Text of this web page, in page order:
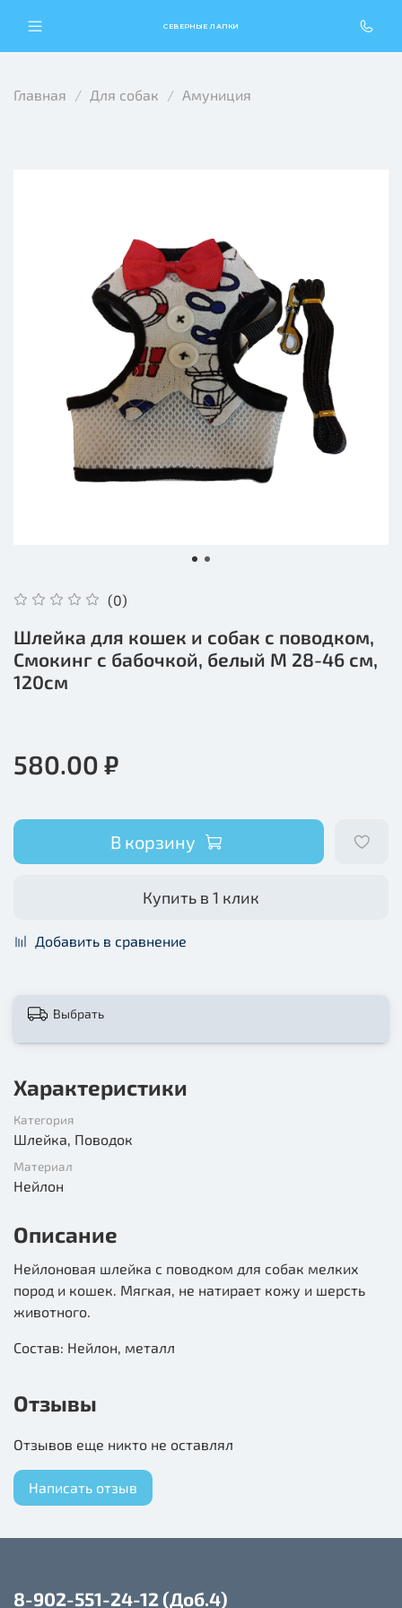
СЕВЕРНЫЕ ЛАПКИ
Главная Для собак Амуниция
(0)
Шлейка для кошек и собак с поводком,
Смокинг с бабочкой, белый M 28-46 см,
120см
580.00 ₽
В корзину
Купить в 1 клик
Добавить в сравнение
Выбрать
Характеристики
Категория
Шлейка, Поводок
Материал
Нейлон
Описание
Нейлоновая шлейка с поводком для собак мелких
пород и кошек. Мягкая, не натирает кожу и шерсть
животного.
Состав: Нейлон, металл
Отзывы
Отзывов еще никто не оставлял
Написать отзыв
8-902-551-24-12 (Доб.4)